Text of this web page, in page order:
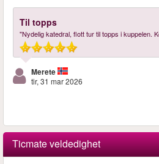
Til topps
"Nydelig katedral, flott tur til topps i kuppelen.
Merete
tir, 31 mar 2026
Ticmate veldedighet